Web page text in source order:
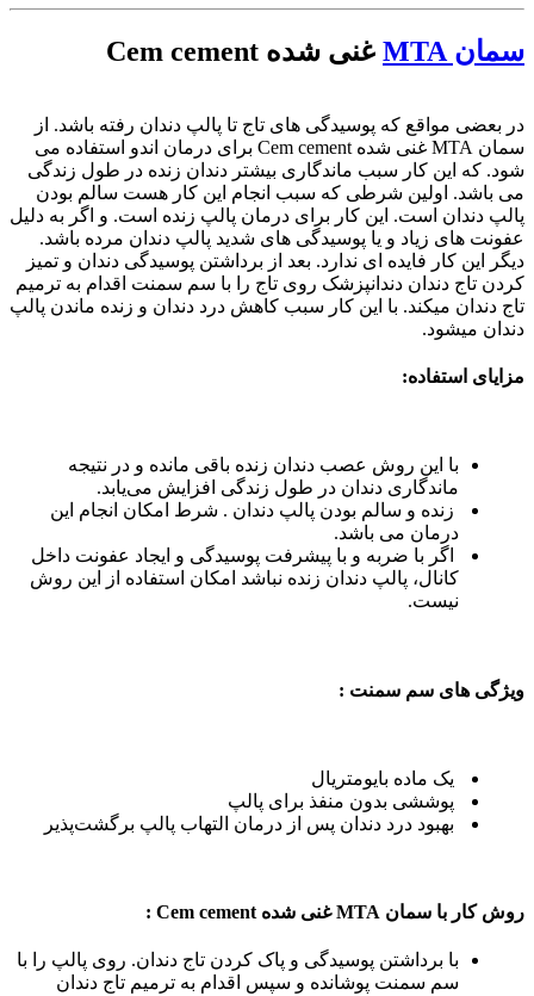
سمان MTA غنی شده Cem cement
در بعضی مواقع که پوسیدگی های تاج تا پالپ دندان رفته باشد. از
سمان MTA غنی شده Cem cement برای درمان اندو استفاده می
شود. که این کار سبب ماندگاری بیشتر دندان زنده در طول زندگی
می باشد. اولین شرطی که سبب انجام این کار هست سالم بودن
پالپ دندان است. این کار برای درمان پالپ زنده است. و اگر به دلیل
عفونت های زیاد و یا پوسیدگی های شدید پالپ دندان مرده باشد.
دیگر این کار فایده ای ندارد. بعد از برداشتن پوسیدگی دندان و تمیز
کردن تاج دندان دندانپزشک روی تاج را با سم سمنت اقدام به ترمیم
تاج دندان میکند. با این کار سبب کاهش درد دندان و زنده ماندن پالپ
دندان میشود.
مزایای استفاده:
با اين روش عصب دندان زنده باقی مانده و در نتیجه
ماندگاری دندان در طول زندگی افزایش می‌یابد.
زنده و سالم بودن پالپ دندان . شرط امکان انجام اين
درمان می باشد.
اگر با ضربه و با پیشرفت پوسیدگی و ایجاد عفونت داخل
کانال، پالپ دندان زنده نباشد امکان استفاده از اين روش
نیست.
ویژگی های سم سمنت :
یک ماده بایومتریال
پوششی بدون منفذ برای پالپ
بهبود درد دندان پس از درمان التهاب پالپ برگشت‌پذیر
روش کار با سمان MTA غنی شده Cem cement :
با برداشتن پوسیدگی و پاک کردن تاج دندان. روی پالپ را با
سم سمنت پوشانده و سپس اقدام به ترمیم تاج دندان